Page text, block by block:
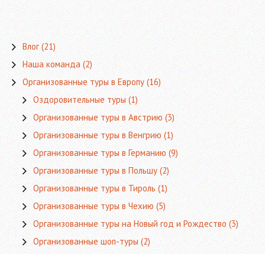
Влог(21)
Наша команда(2)
Организованные туры в Европу(16)
Оздоровительные туры(1)
Организованные туры в Австрию(3)
Организованные туры в Венгрию(1)
Организованные туры в Германию(9)
Организованные туры в Польшу(2)
Организованные туры в Тироль(1)
Организованные туры в Чехию(5)
Организованные туры на Новый год и Рождество(3)
Организованные шоп-туры(2)